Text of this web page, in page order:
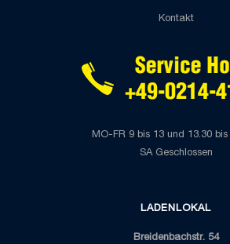
Kontakt
MO-FR 9 bis 13 und 13.30 bis
SA Geschlossen
LADENLOKAL
Breidenbachstr. 54